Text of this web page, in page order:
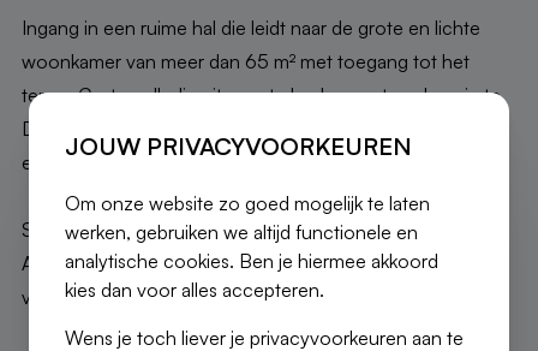
Ingang in een ruime hal die leidt naar de grote en lichte
woonkamer van meer dan 65 m² met toegang tot het
terras. Grote volledig uitgeruste keuken met opslagruimte.
Drie mooie slaapkamers, twee badkamers, een dressing en
een apart toilet.
Service-ingang via een andere lift direct in de keuken.
Aluminium dubbele beglazing. Parkeerplaats optioneel
voor €30.000.
JOUW PRIVACYVOORKEUREN
Om onze website zo goed mogelijk te laten
werken, gebruiken we altijd functionele en
analytische cookies. Ben je hiermee akkoord
kies dan voor alles accepteren.
Wens je toch liever je privacyvoorkeuren aan te